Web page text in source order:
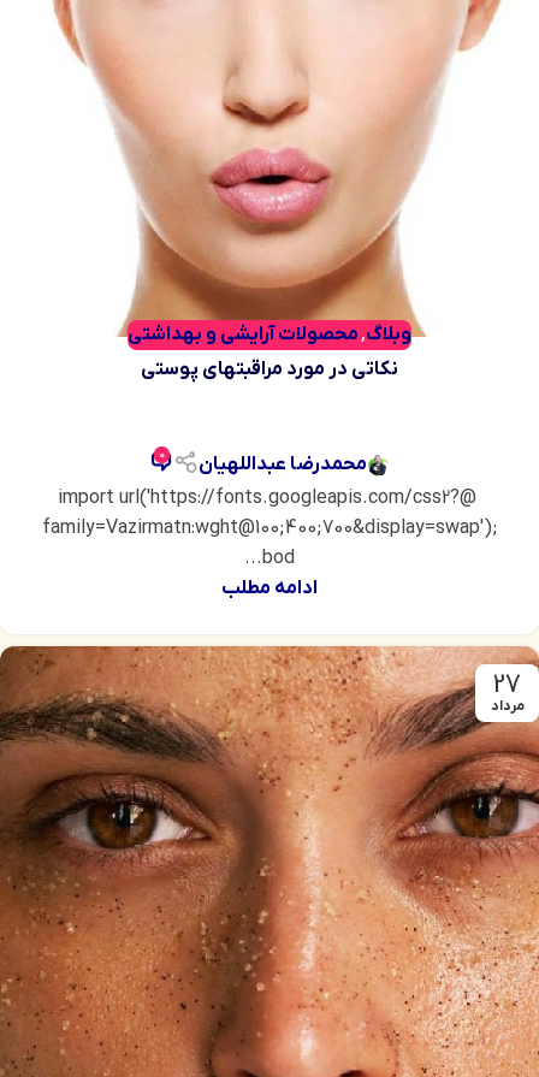
وبلاگ,محصولات آرایشی و بهداشتی
نکاتی در مورد مراقبتهای پوستی
محمدرضا عبداللهیان 0
@import url('https://fonts.googleapis.com/css2?
family=Vazirmatn:wght@100;400;700&display=swap');
bod...
ادامه مطلب
27
مرداد